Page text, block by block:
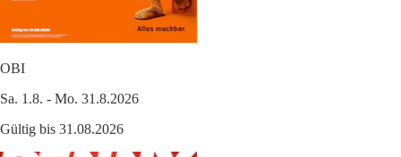
OBI
Sa. 1.8. - Mo. 31.8.2026
Gültig bis 31.08.2026